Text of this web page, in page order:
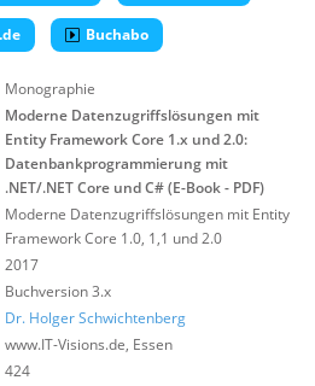
Buchabo
Monographie
Moderne Datenzugriffslösungen mit
Entity Framework Core 1.x und 2.0:
Datenbankprogrammierung mit
.NET/.NET Core und C# (E-Book - PDF)
Moderne Datenzugriffslösungen mit Entity
Framework Core 1.0, 1,1 und 2.0
2017
Buchversion 3.x
Dr. Holger Schwichtenberg
www.IT-Visions.de, Essen
424